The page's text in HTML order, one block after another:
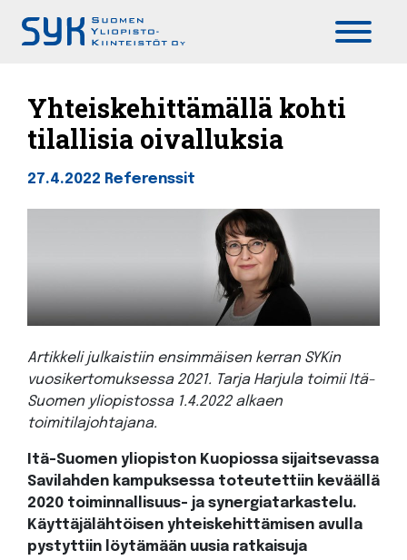
Yhteiskehittämällä kohti
tilallisia oivalluksia
27.4.2022 Referenssit
Artikkeli julkaistiin ensimmäisen kerran SYKin
vuosikertomuksessa 2021. Tarja Harjula toimii Itä-
Suomen yliopistossa 1.4.2022 alkaen
toimitilajohtajana.
Itä-Suomen yliopiston Kuopiossa sijaitsevassa
Savilahden kampuksessa toteutettiin keväällä
2020 toiminnallisuus- ja synergiatarkastelu.
Käyttäjälähtöisen yhteiskehittämisen avulla
pystyttiin löytämään uusia ratkaisuja